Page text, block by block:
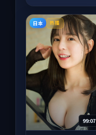
日本 热播
99:07